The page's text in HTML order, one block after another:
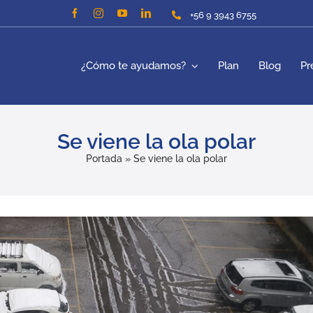
+56 9 3943 6755
¿Cómo te ayudamos? Plan Blog
Se viene la ola polar
Portada » Se viene la ola polar